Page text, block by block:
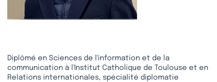
Diplômé en Sciences de l'information et de la
communication à l'Institut Catholique de Toulouse et en
Relations internationales, spécialité diplomatie